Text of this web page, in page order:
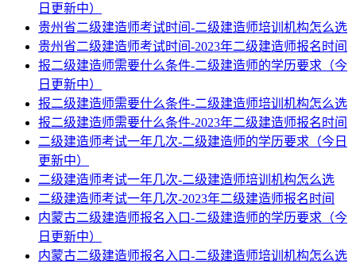
日更新中）
贵州省二级建造师考试时间-二级建造师培训机构怎么选
贵州省二级建造师考试时间-2023年二级建造师报名时间
报二级建造师需要什么条件-二级建造师的学历要求（今
日更新中）
报二级建造师需要什么条件-二级建造师培训机构怎么选
报二级建造师需要什么条件-2023年二级建造师报名时间
二级建造师考试一年几次-二级建造师的学历要求（今日
更新中）
二级建造师考试一年几次-二级建造师培训机构怎么选
二级建造师考试一年几次-2023年二级建造师报名时间
内蒙古二级建造师报名入口-二级建造师的学历要求（今
日更新中）
内蒙古二级建造师报名入口-二级建造师培训机构怎么选